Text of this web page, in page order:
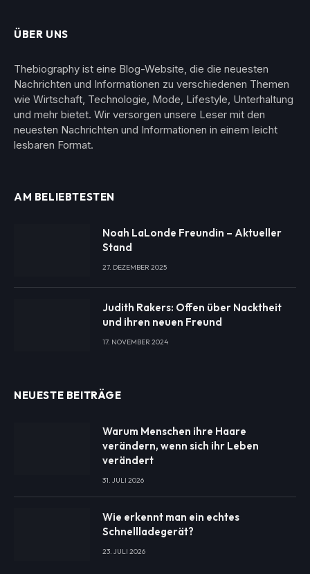
ÜBER UNS
Thebiography ist eine Blog-Website, die die neuesten
Nachrichten und Informationen zu verschiedenen Themen
wie Wirtschaft, Technologie, Mode, Lifestyle, Unterhaltung
und mehr bietet. Wir versorgen unsere Leser mit den
neuesten Nachrichten und Informationen in einem leicht
lesbaren Format.
AM BELIEBTESTEN
Noah LaLonde Freundin – Aktueller
Stand
27. DEZEMBER 2025
Judith Rakers: Offen über Nacktheit
und ihren neuen Freund
17. NOVEMBER 2024
NEUESTE BEITRÄGE
Warum Menschen ihre Haare
verändern, wenn sich ihr Leben
verändert
31. JULI 2026
Wie erkennt man ein echtes
Schnellladegerät?
23. JULI 2026